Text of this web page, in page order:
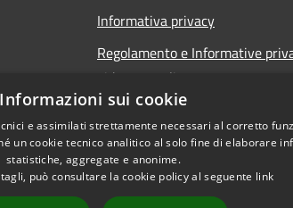
Informativa privacy
Regolamento e Informative
videosorveglianza
Note legali
Dichiarazione di accessibilità
Informazioni sui cookie
e assimilati strettamente necessari al corretto
un cookie tecnico analitico al solo fine di elaborare
statistiche, aggregate e anonime.
può consultare la cookie policy al seguente link